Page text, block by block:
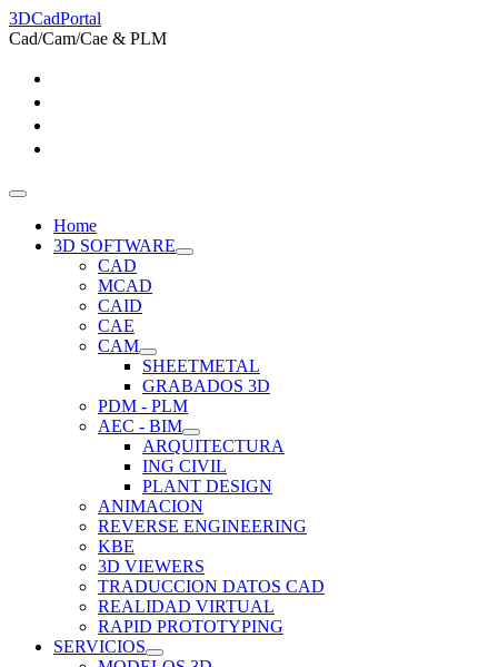
3DCadPortal
Cad/Cam/Cae & PLM
Home
3D SOFTWARE
CAD
MCAD
CAID
CAE
CAM
SHEETMETAL
GRABADOS 3D
PDM - PLM
AEC - BIM
ARQUITECTURA
ING CIVIL
PLANT DESIGN
ANIMACION
REVERSE ENGINEERING
KBE
3D VIEWERS
TRADUCCION DATOS CAD
REALIDAD VIRTUAL
RAPID PROTOTYPING
SERVICIOS